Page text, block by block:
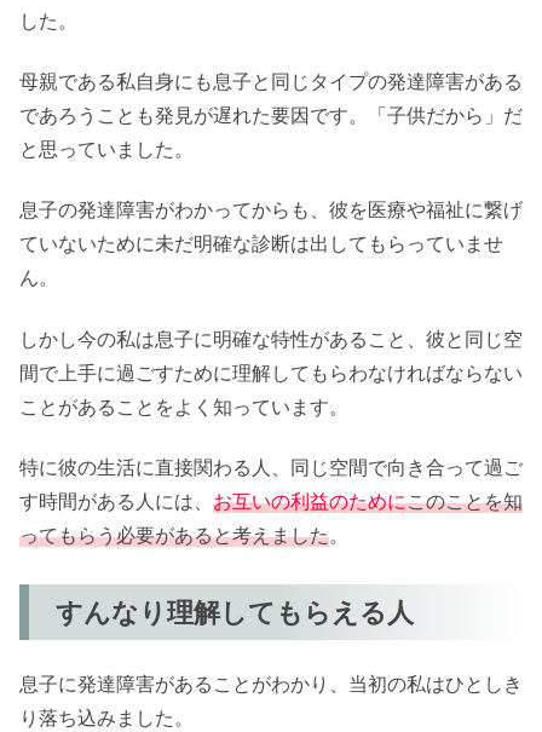
した。
母親である私自身にも息子と同じタイプの発達障害がある
であろうことも発見が遅れた要因です。「子供だから」だ
と思っていました。
息子の発達障害がわかってからも、彼を医療や福祉に繋げ
ていないために未だ明確な診断は出してもらっていませ
ん。
しかし今の私は息子に明確な特性があること、彼と同じ空
間で上手に過ごすために理解してもらわなければならない
ことがあることをよく知っています。
特に彼の生活に直接関わる人、同じ空間で向き合って過ご
す時間がある人には、 お互いの利益のためにこのことを知
ってもらう必要があると考えました。
すんなり理解してもらえる人
息子に発達障害があることがわかり、当初の私はひとしき
り落ち込みました。